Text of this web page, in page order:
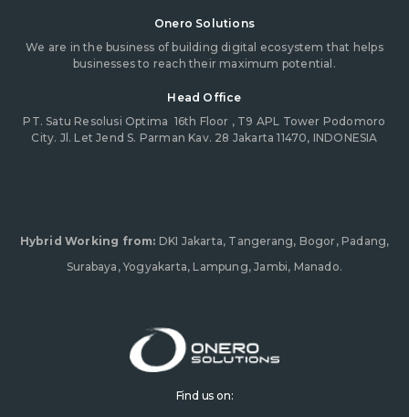
Onero Solutions
We are in the business of building digital ecosystem that helps
businesses to reach their maximum potential.
Head Office
PT. Satu Resolusi Optima 16th Floor , T9 APL Tower Podomoro
City. Jl. Let Jend S. Parman Kav. 28 Jakarta 11470, INDONESIA
Hybrid Working from: DKI Jakarta, Tangerang, Bogor, Padang,
Surabaya, Yogyakarta, Lampung, Jambi, Manado.
Find us on: